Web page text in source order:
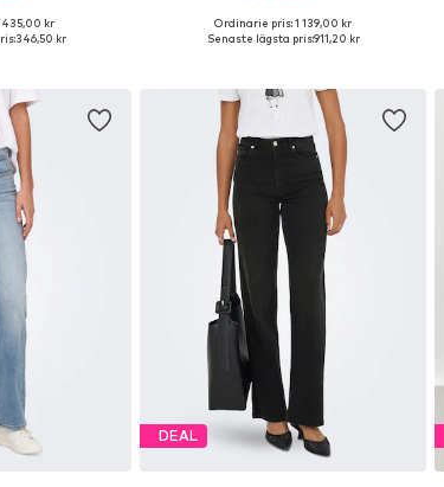
storlekar
kr
346,50 kr
Tillgänglig i många storlekar
Ordinarie pris: 1 139,00 kr
Senaste lägsta pris:911,20 kr
DEAL